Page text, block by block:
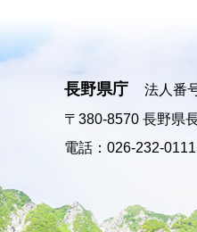
長野県庁
法人番
〒380-8570 長野県
電話：026-232-0111